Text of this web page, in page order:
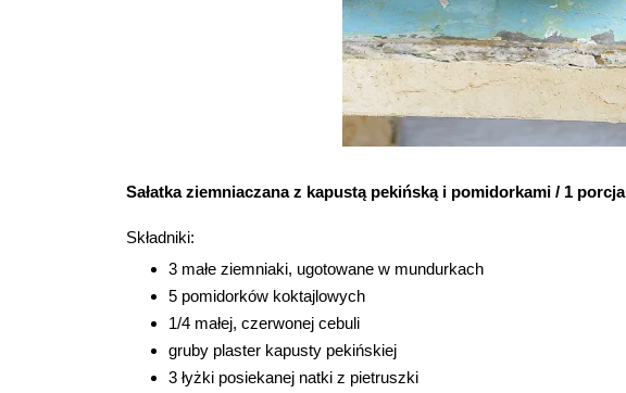
Sałatka ziemniaczana z kapustą pekińską i pomidorkami / 1 porcja
Składniki:
3 małe ziemniaki, ugotowane w mundurkach
5 pomidorków koktajlowych
1/4 małej, czerwonej cebuli
gruby plaster kapusty pekińskiej
3 łyżki posiekanej natki z pietruszki